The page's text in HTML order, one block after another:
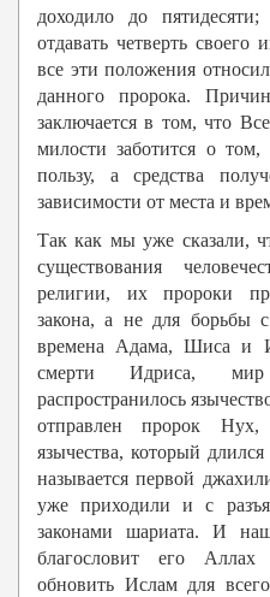
доходило до
отдавать четверть
все эти положения
данного пророка.
заключается в том, что
милости заботится о
пользу, а средства
зависимости от места и
Так как мы уже сказали,
существования
религии, их пророки
закона, а не для борьбы
времена Адама, Шиса и
смерти Идриса,
распространилось
отправлен пророк
язычества, который
называется первой
уже приходили и с
законами шариата. И
благословит его
обновить Ислам для